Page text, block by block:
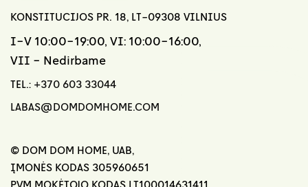
KONSTITUCIJOS PR. 18, LT-09308 VILNIUS
I-V 10:00-19:00, VI: 10:00-16:00,
VII - Nedirbame
TEL.: +370 603 33044
LABAS@DOMDOMHOME.COM
© DOM DOM HOME, UAB,
ĮMONĖS KODAS 305960651
PVM MOKĖTOJO KODAS LT100014631411